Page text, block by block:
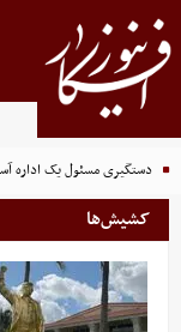
دستگیری مسئول یک اداره
کشیش‌ها